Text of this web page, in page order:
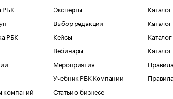
РБК
РБК
компаний
Эксперты
Выбор редакции
Кейсы
Вебинары
Мероприятия
Учебник РБК Компании
Статьи о бизнесе